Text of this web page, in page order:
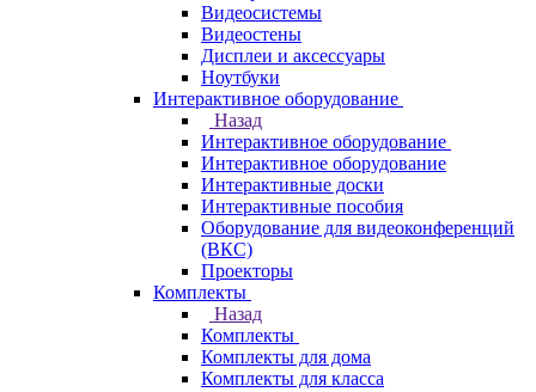
Видеосистемы
Видеостены
Дисплеи и аксессуары
Ноутбуки
Интерактивное оборудование
Назад
Интерактивное оборудование
Интерактивное оборудование
Интерактивные доски
Интерактивные пособия
Оборудование для видеоконференций
(ВКС)
Проекторы
Комплекты
Назад
Комплекты
Комплекты для дома
Комплекты для класса